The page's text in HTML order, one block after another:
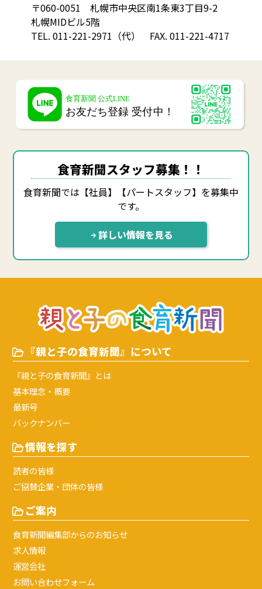
〒060-0051 札幌市中央区南1条東3丁目9-2
札幌MIDビル5階
TEL. 011-221-2971（代） FAX. 011-221-4717
食育新聞スタッフ募集！！
食育新聞では【社員】【パートスタッフ】を募集中
です。
詳しい情報を見る
『親と子の食育新聞』について
『親と子の食育新聞』とは
基本理念・概要
最新号
バックナンバー
情報を探す
読者の皆様
ご協賛企業・団体の皆様
ご案内
⾷育新聞編集部からのお知らせ
求人情報
運営会社
お問い合わせフォーム